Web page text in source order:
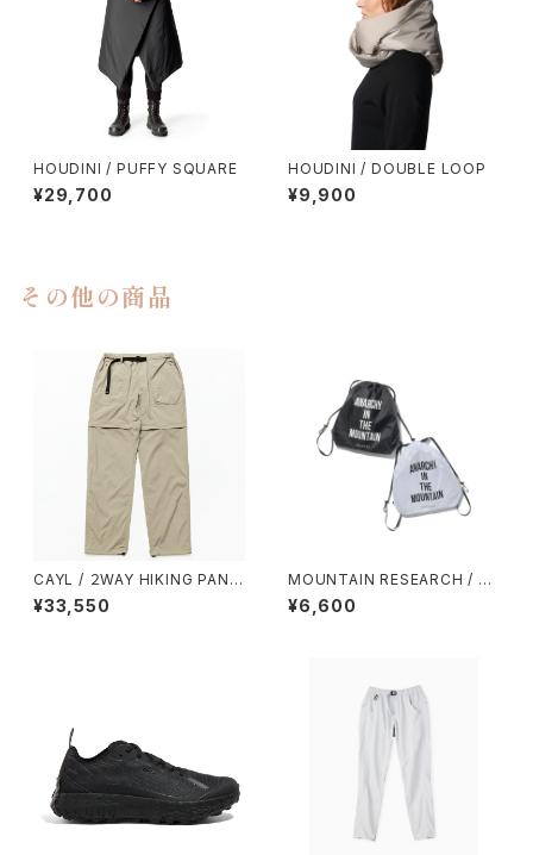
HOUDINI / PUFFY SQUARE
¥29,700
HOUDINI / DOUBLE LOOP
¥9,900
その他の商品
CAYL / ２WAY HIKING PANT
S（BEIGE）
¥33,550
MOUNTAIN RESEARCH / W
ANDER PACK
¥6,600